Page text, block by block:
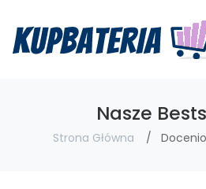
Nasze
Strona Główna